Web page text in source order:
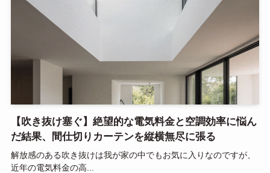
【吹き抜け塞ぐ】絶望的な電気料金と空調効率に悩ん
だ結果、間仕切りカーテンを縦横無尽に張る
解放感のある吹き抜けは我が家の中でもお気に入りなのですが、
近年の電気料金の高...